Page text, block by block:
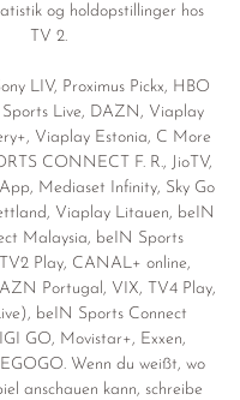
og holdopstillinger hos
TV 2.
LIV, Proximus Pickx, HBO
Live, DAZN, Viaplay
Viaplay Estonia, C More
CONNECT F. R., JioTV,
Mediaset Infinity, Sky Go
Viaplay Litauen, beIN
Malaysia, beIN Sports
Play, CANAL+ online,
Portugal, VIX, TV4 Play,
beIN Sports Connect
GO, Movistar+, Exxen,
Wenn du weißt, wo
anschauen kann, schreibe